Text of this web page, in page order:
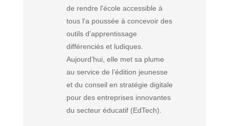
de rendre l'école accessible à
tous l'a poussée à concevoir des
outils d'apprentissage
différenciés et ludiques.
Aujourd’hui, elle met sa plume
au service de l’édition jeunesse
et du conseil en stratégie digitale
pour des entreprises innovantes
du secteur éducatif (EdTech).